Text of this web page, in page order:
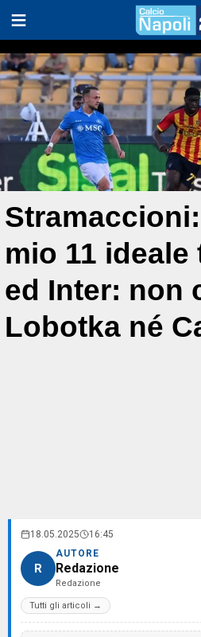
mio 11 ideale
ed Inter: non
Lobotka né
18.05.2025 16:45
R
AUTORE
Redazione
Redazione
Tutti gli articoli →